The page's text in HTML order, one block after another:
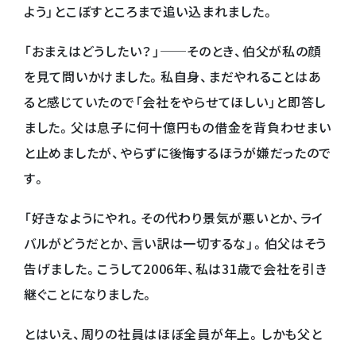
よう」とこぼすところまで追い込まれました。
「おまえはどうしたい？」──そのとき、伯父が私の顔
を見て問いかけました。私自身、まだやれることはあ
ると感じていたので「会社をやらせてほしい」と即答し
ました。父は息子に何十億円もの借金を背負わせまい
と止めましたが、やらずに後悔するほうが嫌だったので
す。
「好きなようにやれ。その代わり景気が悪いとか、ライ
バルがどうだとか、言い訳は一切するな」。伯父はそう
告げました。こうして2006年、私は31歳で会社を引き
継ぐことになりました。
とはいえ、周りの社員はほぼ全員が年上。しかも父と